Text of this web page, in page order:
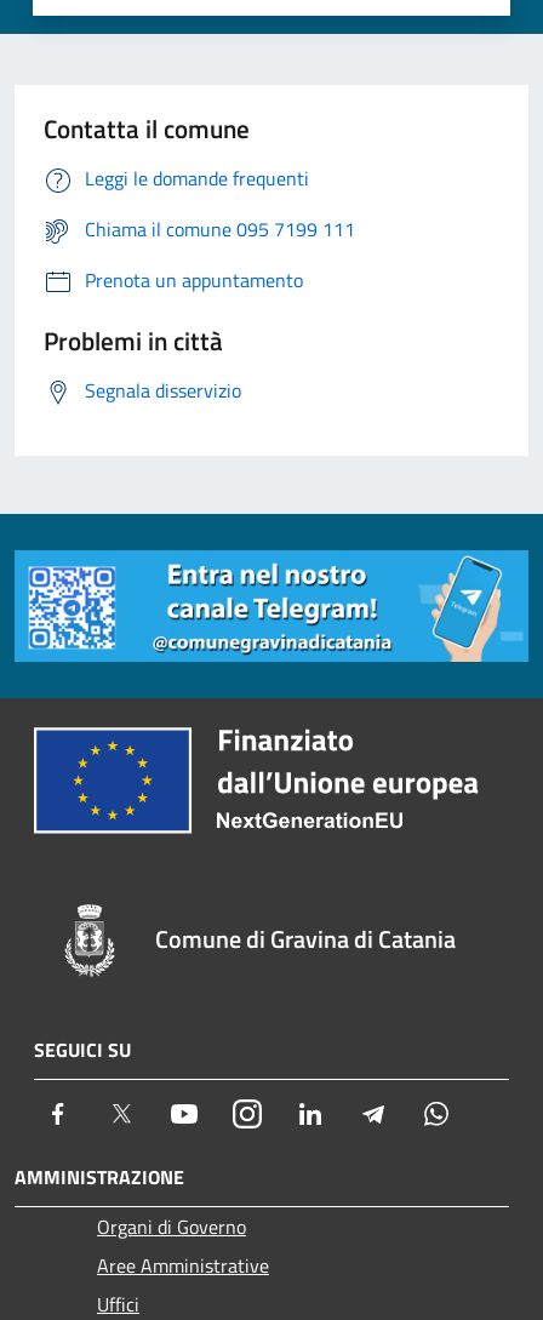
Contatta il comune
Leggi le domande frequenti
Chiama il comune 095 7199 111
Prenota un appuntamento
Problemi in città
Segnala disservizio
Comune di Gravina di Catania
SEGUICI SU
Facebook Twitter YoutubeInstagram LinkedIn Telegram
AMMINISTRAZIONE
Organi di Governo
Aree Amministrative
Uffici